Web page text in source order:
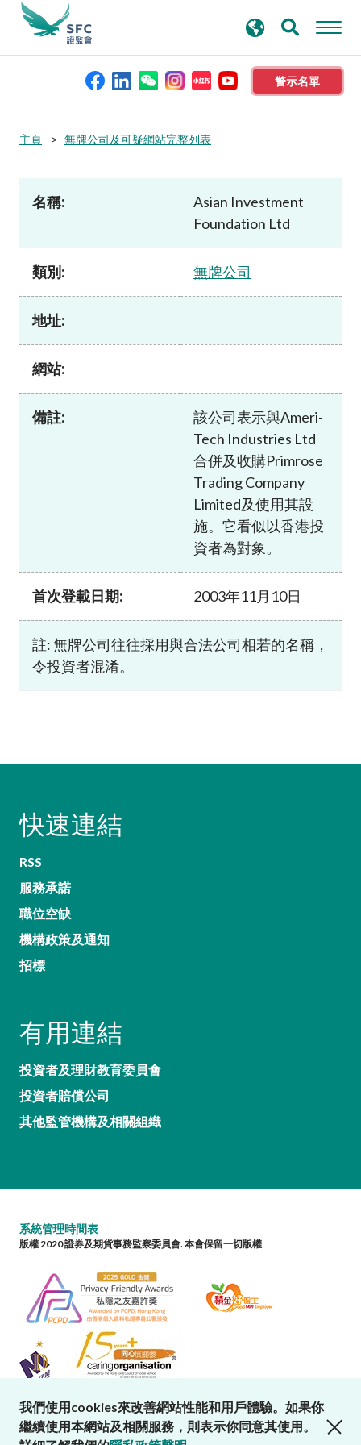
警示名單
本會簡介
資料庫
新聞稿及公布
加入本會
尋
主頁 無牌公司及可疑網站完整列表
名稱:
Asian Investment
Foundation Ltd
類別: 無牌公司
地址:
網站:
備註:
該公司表示與Ameri-
Tech Industries Ltd
合併及收購Primrose
Trading Company
Limited及使用其設
施。它看似以香港投
資者為對象。
首次登載日期: 2003年11月10日
註: 無牌公司往往採用與合法公司相若的名稱，
令投資者混淆。
快速連結
RSS
服務承諾
職位空缺
機構政策及通知
招標
有用連結
投資者及理財教育委員會
投資者賠償公司
其他監管機構及相關組織
系統管理時間表
版權 2020 證券及期貨事務監察委員會. 本會保留一切版權
我們使用cookies來改善網站性能和用戶體驗。如果你
繼續使用本網站及相關服務，則表示你同意其使用。
close cookies alert